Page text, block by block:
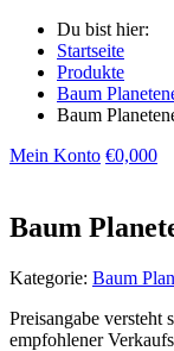
Du bist hier:
Startseite
Produkte
Baum
Baum
Mein Konto €0,000
Baum
Kategorie: Baum
Preisangabe versteht
empfohlener